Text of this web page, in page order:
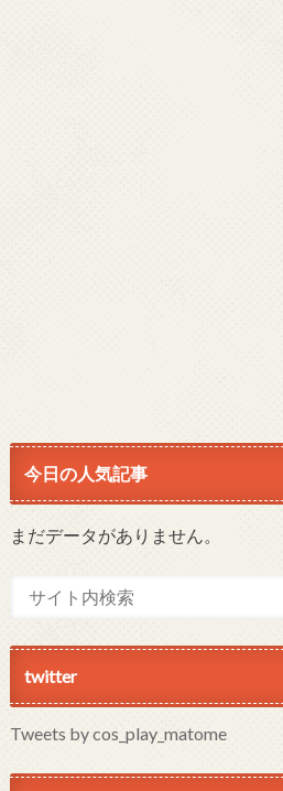
今日の人気記事
まだデータがありません。
twitter
Tweets by cos_play_matome